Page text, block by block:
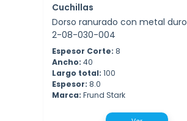
Cuchillas
Dorso ranurado con metal duro
2-08-030-004
Espesor Corte: 8
Ancho: 40
Largo total: 100
Espesor: 8.0
Marca: Frund Stark